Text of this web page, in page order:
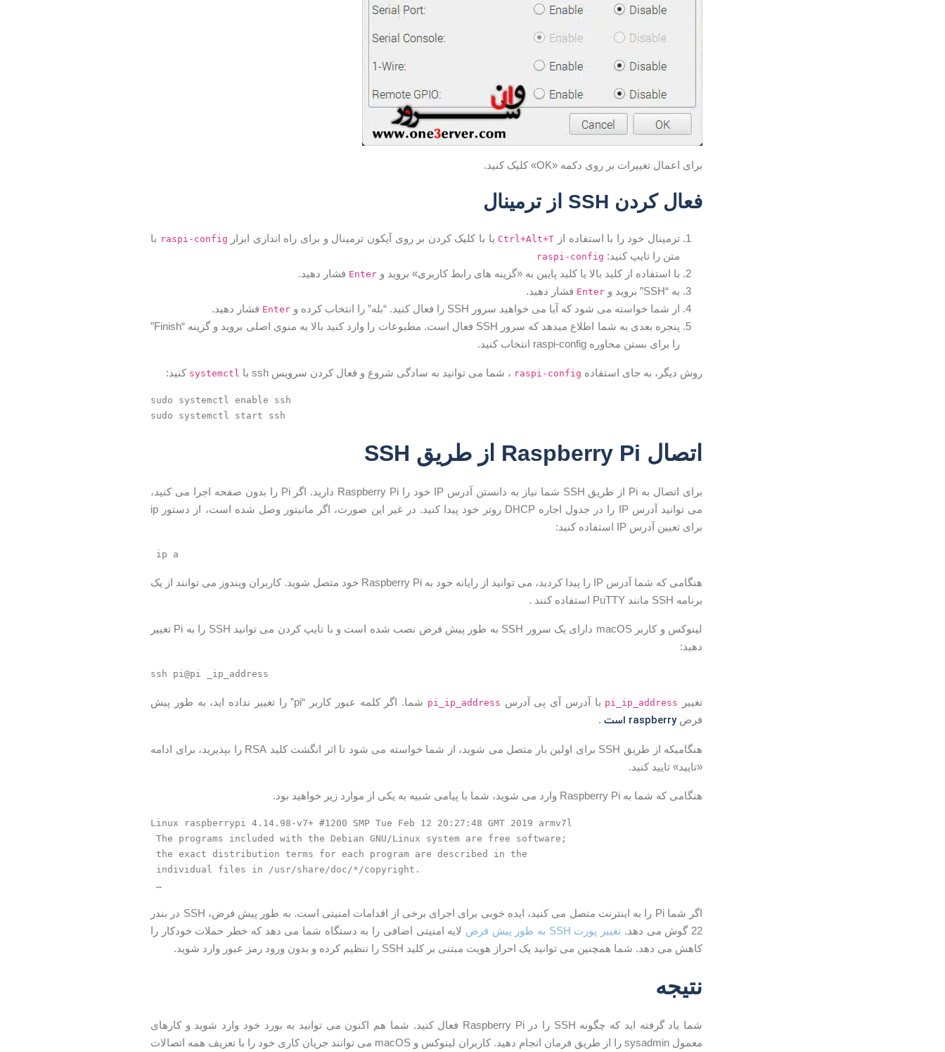
برای اعمال تغییرات بر روی دکمه «OK» کلیک کنید.
فعال کردن SSH از ترمینال
ترمینال خود را با استفاده از Ctrl+Alt+T یا با کلیک کردن بر روی آیکون ترمینال و برای راه اندازی ابزار raspi-config با
متن را تایپ کنید: raspi-config
با استفاده از کلید بالا یا کلید پایین به «گزینه های رابط کاربری» بروید و Enter فشار دهید.
به “SSH” بروید و
Enter فشار دهید.
از شما خواسته می شود که آیا می خواهید سرور SSH را فعال کنید. “بله” را انتخاب کرده و
Enter فشار دهید.
پنجره بعدی به شما اطلاع میدهد که سرور SSH فعال است. مطبوعات را وارد کنید بالا به منوی اصلی بروید و گزینه “Finish”
را برای بستن محاوره raspi-config انتخاب کنید.
روش دیگر، به جای استفاده raspi-config ، شما می توانید به سادگی شروع و فعال کردن سرویس ssh با systemctl کنید:
sudo systemctl enable ssh
sudo systemctl start ssh
اتصال Raspberry Pi از طریق SSH
برای اتصال به Pi از طریق SSH شما نیاز به دانستن آدرس IP خود را Raspberry Pi دارید. اگر Pi را بدون صفحه اجرا می کنید،
می توانید آدرس IP را در جدول اجاره DHCP روتر خود پیدا کنید. در غیر این صورت، اگر مانیتور وصل شده است، از دستور ip
برای تعیین آدرس IP استفاده کنید:
ip a
هنگامی که شما آدرس IP را پیدا کردید، می توانید از رایانه خود به Raspberry Pi خود متصل شوید. کاربران ویندوز می توانند از یک
برنامه SSH مانند PuTTY استفاده کنند .
لینوکس و کاربر macOS دارای یک سرور SSH به طور پیش فرض نصب شده است و با تایپ کردن می توانید SSH را به Pi تغییر
دهید:
ssh pi@pi _ip_address
تغییر pi_ip_address با آدرس آی پی آدرس pi_ip_address
شما. اگر کلمه عبور کاربر “pi” را تغییر نداده اید، به طور پیش
فرضraspberry است.
هنگامیکه از طریق SSH برای اولین بار متصل می شوید، از شما خواسته می شود تا اثر انگشت کلید RSA را بپذیرید، برای ادامه
«تایید» تایید کنید.
هنگامی که شما به Raspberry Pi وارد می شوید، شما با پیامی شبیه به یکی از موارد زیر خواهید بود.
Linux raspberrypi 4.14.98-v7+ #1200 SMP Tue Feb 12 20:27:48 GMT 2019 armv7l
The programs included with the Debian GNU/Linux system are free software;
…
اگر شما Pi را به اینترنت متصل می کنید، ایده خوبی برای اجرای برخی از اقدامات امنیتی است. به طور پیش فرض، SSH در بندر
22 گوش می دهد.
تغییر پورت SSH به طور پیش فرض
لایه امنیتی اضافی را به دستگاه شما می دهد که خطر حملات خودکار را
کاهش می دهد. شما همچنین می توانید یک احراز هویت مبتنی بر کلید SSH را تنظیم کرده و بدون ورود رمز عبور وارد شوید.
نتیجه
شما یاد گرفته اید که چگونه SSH را در Raspberry Pi فعال کنید. شما هم اکنون می توانید به بورد خود وارد شوید و کارهای
معمول sysadmin را از طریق فرمان انجام دهید. کاربران لینوکس و macOS می توانند جریان کاری خود را با تعریف همه اتصالات